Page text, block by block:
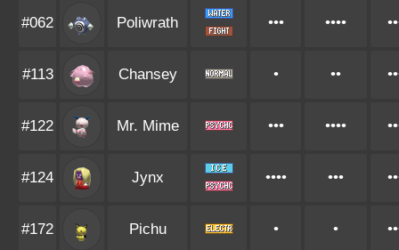
#062 Poliwrath ••• ••••
#113 Chansey • ••
#122 Mr. Mime ••• ••••
#124 Jynx •••• •••
#172 Pichu • •